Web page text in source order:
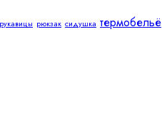
рукавицы рюкзак сидушка термобельё